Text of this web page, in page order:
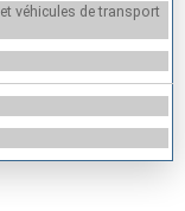
véhicules de transport